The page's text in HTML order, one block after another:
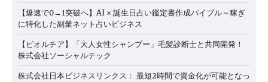
【爆速で0→1突破へ】AI × 誕生日占い鑑定書作成バイブル～稼ぎ
に特化した副業ネット占いビジネス
【ビオルチア】「大人女性シャンプー」毛髪診断士と共同開発！
株式会社ソーシャルテック
株式会社日本ビジネスリンクス： 最短2時間で資金化が可能となっ